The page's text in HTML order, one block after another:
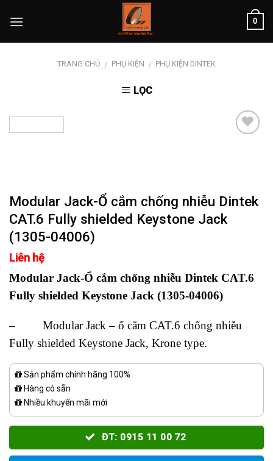
0
TRANG CHỦ / PHỤ KIỆN / PHỤ KIỆN DINTEK
LỌC
Modular Jack-Ổ cắm chống nhiễu Dintek
CAT.6 Fully shielded Keystone Jack
(1305-04006)
Liên hệ
Modular Jack-Ổ cắm chống nhiễu Dintek CAT.6
Fully shielded Keystone Jack (1305-04006)
– Modular Jack – ổ cắm CAT.6 chống nhiễu
Fully shielded Keystone Jack, Krone type.
Sản phẩm chính hãng 100%
Hàng có sẵn
Nhiều khuyến mãi mới
ĐT: 0915 11 00 72